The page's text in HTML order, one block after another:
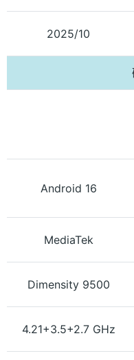
2025/10
Android 16
MediaTek
Dimensity 9500
4.21+3.5+2.7 GHz